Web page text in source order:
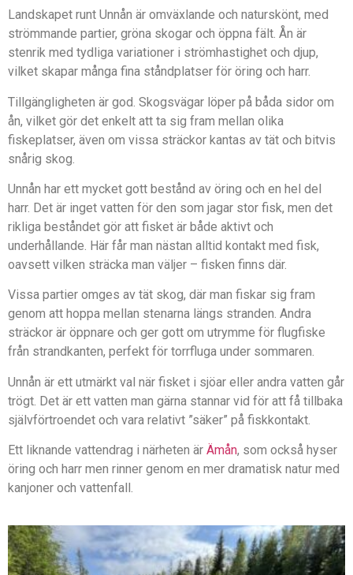
Landskapet runt Unnån är omväxlande och naturskönt, med
strömmande partier, gröna skogar och öppna fält. Ån är
stenrik med tydliga variationer i strömhastighet och djup,
vilket skapar många fina ståndplatser för öring och harr.
Tillgängligheten är god. Skogsvägar löper på båda sidor om
ån, vilket gör det enkelt att ta sig fram mellan olika
fiskeplatser, även om vissa sträckor kantas av tät och bitvis
snårig skog.
Unnån har ett mycket gott bestånd av öring och en hel del
harr. Det är inget vatten för den som jagar stor fisk, men det
rikliga beståndet gör att fisket är både aktivt och
underhållande. Här får man nästan alltid kontakt med fisk,
oavsett vilken sträcka man väljer – fisken finns där.
Vissa partier omges av tät skog, där man fiskar sig fram
genom att hoppa mellan stenarna längs stranden. Andra
sträckor är öppnare och ger gott om utrymme för flugfiske
från strandkanten, perfekt för torrfluga under sommaren.
Unnån är ett utmärkt val när fisket i sjöar eller andra vatten går
trögt. Det är ett vatten man gärna stannar vid för att få tillbaka
självförtroendet och vara relativt ”säker” på fiskkontakt.
Ett liknande vattendrag i närheten är Ämån, som också hyser
öring och harr men rinner genom en mer dramatisk natur med
kanjoner och vattenfall.